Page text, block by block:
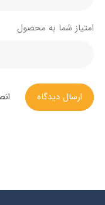
امتیاز شما به محصول
ارسال دیدگاه